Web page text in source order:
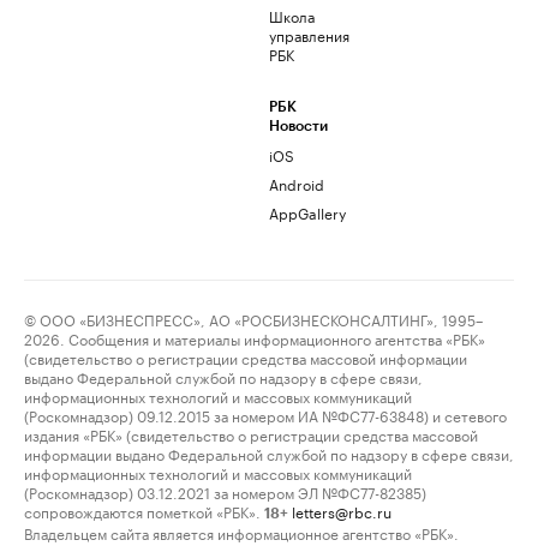
Школа
управления
РБК
РБК
Новости
iOS
Android
AppGallery
© ООО «БИЗНЕСПРЕСС», АО «РОСБИЗНЕСКОНСАЛТИНГ», 1995–
2026. Сообщения и материалы информационного агентства «РБК»
(свидетельство о регистрации средства массовой информации
выдано Федеральной службой по надзору в сфере связи,
информационных технологий и массовых коммуникаций
(Роскомнадзор) 09.12.2015 за номером ИА №ФС77-63848) и сетевого
издания «РБК» (свидетельство о регистрации средства массовой
информации выдано Федеральной службой по надзору в сфере связи,
информационных технологий и массовых коммуникаций
(Роскомнадзор) 03.12.2021 за номером ЭЛ №ФС77-82385)
сопровождаются пометкой «РБК».
18+ letters@rbc.ru
Владельцем сайта является информационное агентство «РБК».